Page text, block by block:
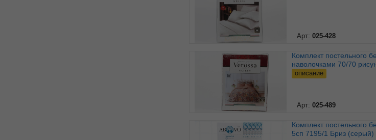
Арт: 025-428
Комплект постельного белья Verossa Сатин 2, 0сп с
наволочками 70/70
описание
Арт: 025-489
Комплект постельного белья АВ OVO Простые вещи 1,
5сп 7195/1 Бриз (серый)